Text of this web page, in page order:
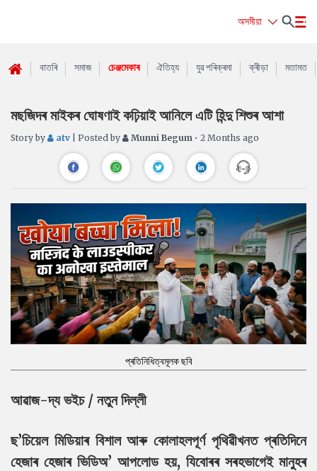
অসমীয়া
বাতৰি সমাজ চেঞ্জমেকাৰ ঐতিহ্য যুৱ পৰিক্ৰমা ক্ৰীড়া মতামত
মছজিদৰ মাইকৰ ঘোষণাই কঢ়িয়াই আনিলে এটি হিন্দু শিশুৰ আশা
Story by atv | Posted by Munni Begum • 2 Months ago
প্ৰতিনিধিত্বমূলক ছবি
আৱাজ-দ্য ভইচ / নতুন দিল্লী
ছ’চিয়েল মিডিয়াৰ বিশাল আৰু কোলাহলপূৰ্ণ পৃথিৱীখনত প্ৰতিদিনে
হেজাৰ হেজাৰ ভিডিঅ’ আপলোড হয়, যিবোৰৰ সৰহভাগেই মানুহৰ